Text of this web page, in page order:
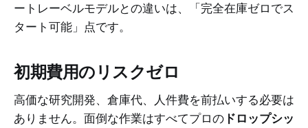
ートレーベルモデルとの違いは、「完全在庫ゼロでス
タート可能」点です。
初期費用のリスクゼロ
高価な研究開発、倉庫代、人件費を前払いする必要は
ありません。面倒な作業はすべてプロの ドロップシッ